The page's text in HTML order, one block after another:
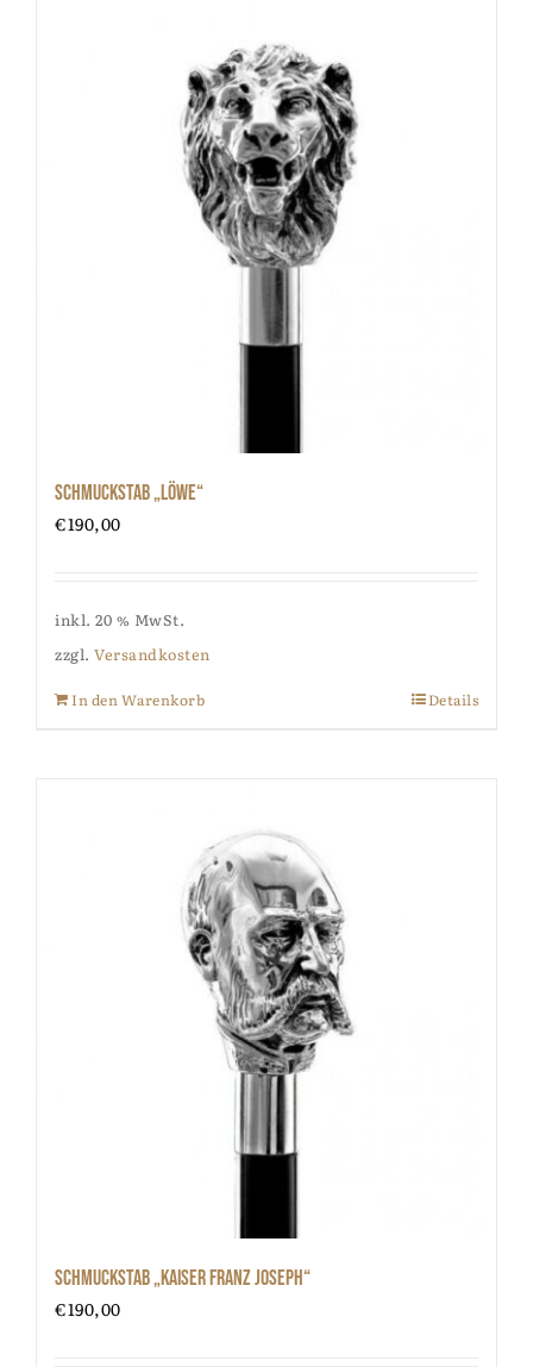
Schmuckstab „Löwe“
€190,00
inkl. 20 % MwSt.
zzgl. Versandkosten
In den Warenkorb Details
Schmuckstab „Kaiser Franz Joseph“
€190,00